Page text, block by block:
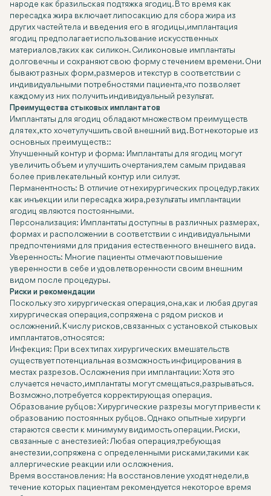
народе как бразильская подтяжка ягодиц. В то время как
пересадка жира включает липосакцию для сбора жира из
других частей тела и введения его в ягодицы, имплантация
ягодиц предполагает использование искусственных
материалов, таких как силикон. Силиконовые имплантаты
долговечны и сохраняют свою форму с течением времени. Они
бывают разных форм, размеров и текстур в соответствии с
индивидуальными потребностями пациента, что позволяет
каждому из них получить индивидуальный результат.
Преимущества стыковых имплантатов
Имплантаты для ягодиц обладают множеством преимуществ
для тех, кто хочет улучшить свой внешний вид. Вот некоторые из
основных преимуществ::
Улучшенный контур и форма: Имплантаты для ягодиц могут
увеличить объем и улучшить очертания, тем самым придавая
более привлекательный контур или силуэт.
Перманентность: В отличие от нехирургических процедур, таких
как инъекции или пересадка жира, результаты имплантации
ягодиц являются постоянными.
Персонализация: Имплантаты доступны в различных размерах,
формах и расположении в соответствии с индивидуальными
предпочтениями для придания естественного внешнего вида.
Уверенность: Многие пациенты отмечают повышение
уверенности в себе и удовлетворенности своим внешним
видом после процедуры.
Риски и рекомендации
Поскольку это хирургическая операция, она, как и любая другая
хирургическая операция, сопряжена с рядом рисков и
осложнений. К числу рисков, связанных с установкой стыковых
имплантатов, относятся:
Инфекция: При всех типах хирургических вмешательств
существует потенциальная возможность инфицирования в
местах разрезов. Осложнения при имплантации: Хотя это
случается нечасто, имплантаты могут смещаться, разрываться.
Возможно, потребуется корректирующая операция.
Образование рубцов: Хирургические разрезы могут привести к
образованию постоянных рубцов. Однако опытные хирурги
стараются свести к минимуму видимость операции. Риски,
связанные с анестезией: Любая операция, требующая
анестезии, сопряжена с определенными рисками, такими как
аллергические реакции или осложнения.
Время восстановления: На восстановление уходят недели, в
течение которых пациентам рекомендуется некоторое время